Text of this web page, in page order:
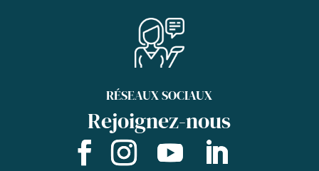
RÉSEAUX SOCIAUX
Rejoignez-nous